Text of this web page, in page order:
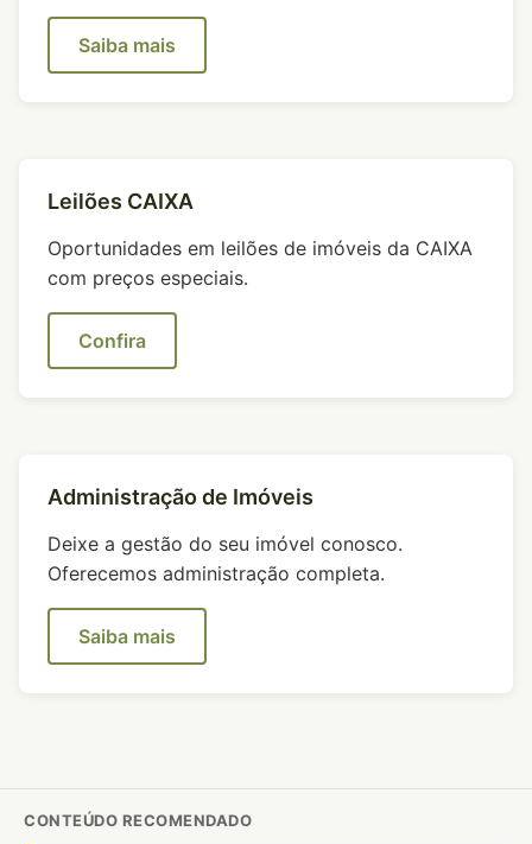
Saiba mais
Leilões CAIXA
Oportunidades em leilões de imóveis da CAIXA
com preços especiais.
Confira
Administração de Imóveis
Deixe a gestão do seu imóvel conosco.
Oferecemos administração completa.
Saiba mais
CONTEÚDO RECOMENDADO